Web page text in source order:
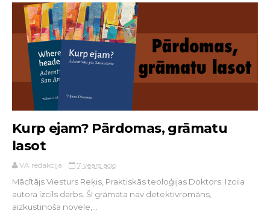
Kurp ejam? Pārdomas, grāmatu
lasot
VA redakcija 7 years ago
Mācītājs Viesturs Reķis, Praktiskās teoloģijas Doktors: Izcila
autora izcils darbs. Šī grāmata nav detektīvromāns,
aizkustinoša novele,...